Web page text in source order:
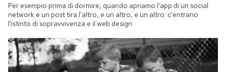
Per esempio prima di dormire, quando apriamo l'app di un social
network e un post tira l'altro, e un altro, e un altro: c'entrano
l'istinto di sopravvivenza e il web design